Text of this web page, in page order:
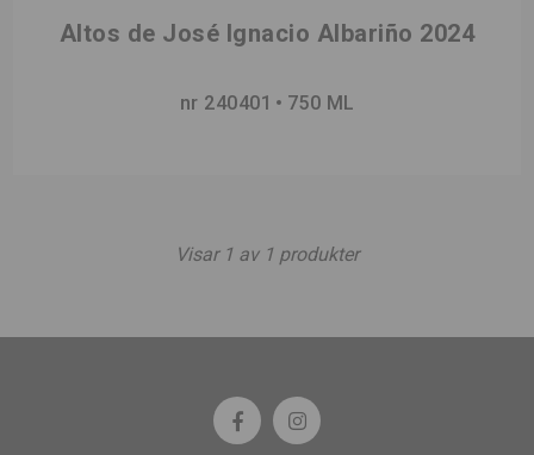
Altos de José Ignacio Albariño 2024
nr 240401 750 ML
Visar 1 av 1 produkter